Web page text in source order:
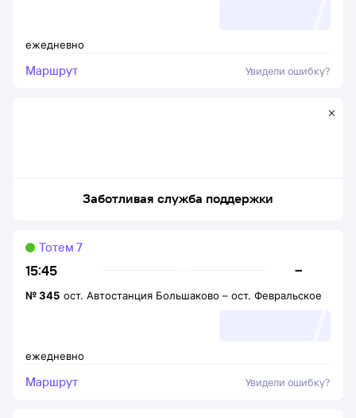
ежедневно
Маршрут Увидели ошибку?
Заботливая служба поддержки
15:45 –
Тотем 7
ежедневно
№345 ост. Автостанция Большаково – ост. Февральское
Маршрут Увидели ошибку?